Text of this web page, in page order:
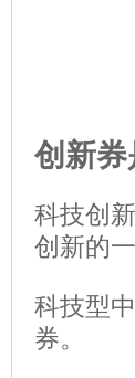
创新券
科技创
创新的
科技型
券。